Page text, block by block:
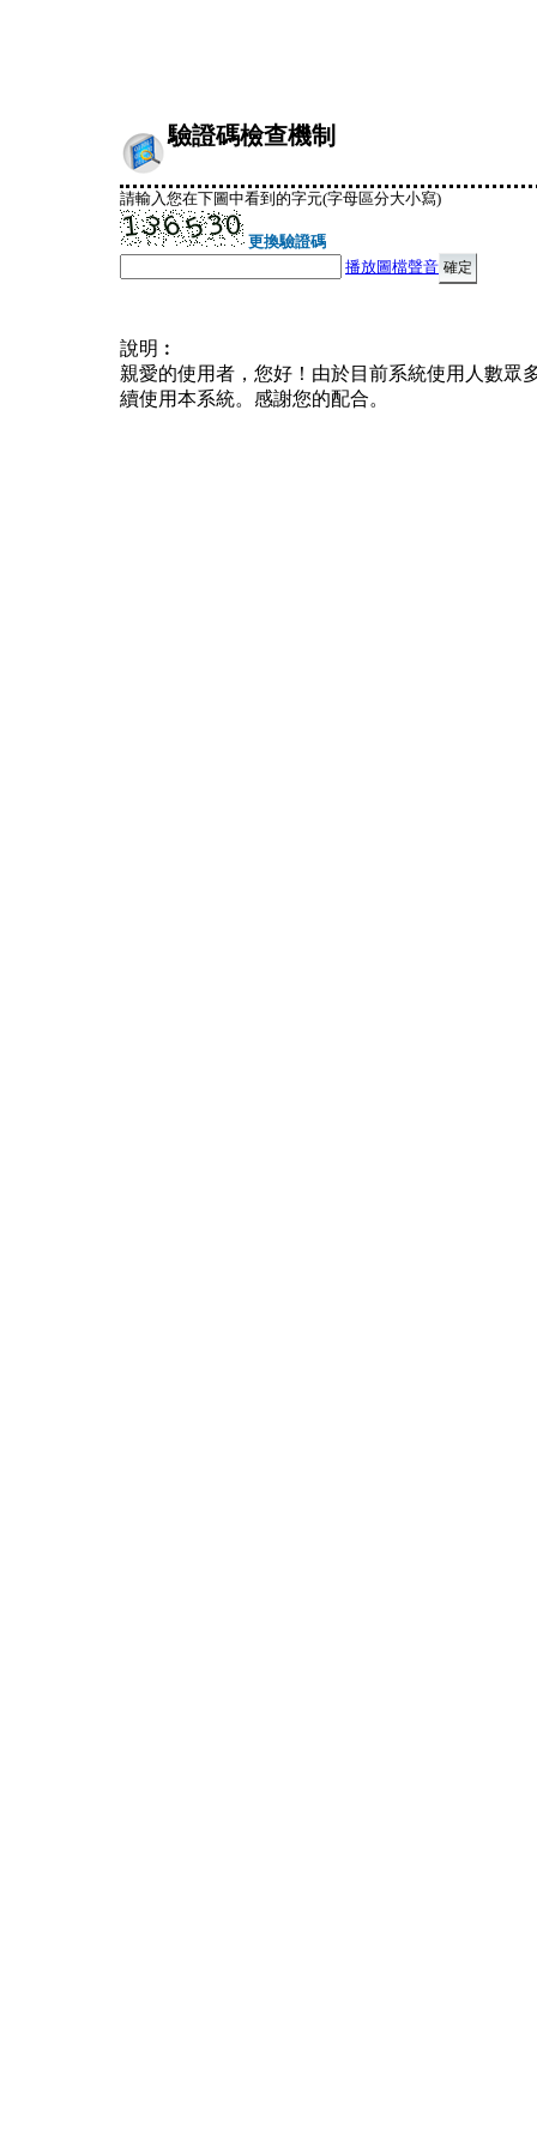
驗證碼檢查機制
請輸入您在下圖中看到的字元(字母區分大小寫)
更換驗證碼
播放圖檔聲音
說明︰
親愛的使用者，您好！由於目前系統使用人數眾
續使用本系統。感謝您的配合。